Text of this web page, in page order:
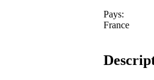
Pays:
France